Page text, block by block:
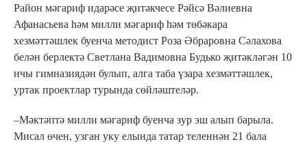
Район мәгариф идарәсе җитәкчесе Рәйсә Вәлиевна
Афанасьева һәм милли мәгариф һәм төбәкара
хезмәттәшлек буенча методист Роза Әбраровна Сәлахова
белән берлектә Светлана Вадимовна Будько җитәкләгән 10
нчы гимназиядән булып, алга таба үзара хезмәттәшлек,
уртак проектлар турында сөйләштеләр.
–Мәктәптә милли мәгариф буенча зур эш алып барыла.
Мисал өчен, узган уку елында татар теленнән 21 бала